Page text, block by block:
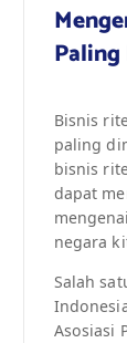
Bisnis
paling
bisnis
dapat
negara
Salah
Asosiasi